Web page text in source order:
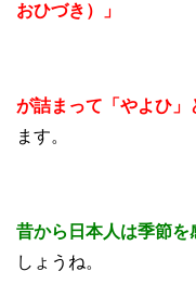
おひづき）」
が詰まって「やよひ」
ます。
昔から日本人は季節を
しょうね。